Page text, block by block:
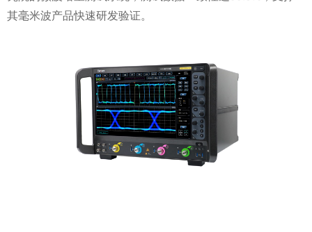
其毫米波产品快速研发验证。